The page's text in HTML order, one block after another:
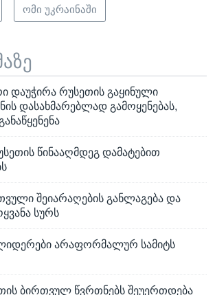
ომი უკრაინაში
დაუჭირა რუსეთის გაყინული
დასახმარებლად გამოყენებას,
წინააღმდეგ დამატებით
შეიარაღების განლაგება და
სურს
არაფორმალურ სამიტს
ბირთვულ წვრთნებს შეუერთდება